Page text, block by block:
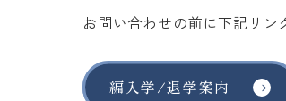
お問い合わせの前に下記リン
編入学/退学案内